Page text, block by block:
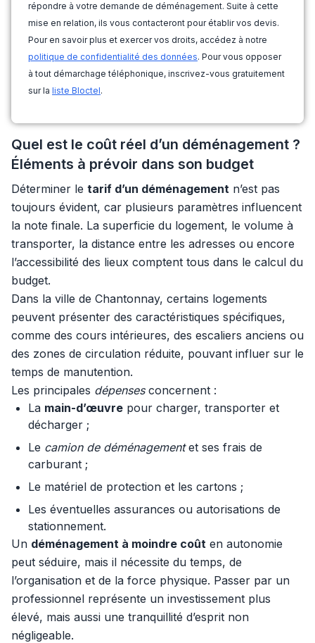
répondre à votre demande de déménagement. Suite à cette
mise en relation, ils vous contacteront pour établir vos devis.
Pour en savoir plus et exercer vos droits, accédez à notre
politique de confidentialité des données. Pour vous opposer
à tout démarchage téléphonique, inscrivez-vous gratuitement
sur la liste Bloctel.
Quel est le coût réel d’un déménagement ?
Éléments à prévoir dans son budget
Déterminer le tarif d’un déménagement n’est pas
toujours évident, car plusieurs paramètres influencent
la note finale. La superficie du logement, le volume à
transporter, la distance entre les adresses ou encore
l’accessibilité des lieux comptent tous dans le calcul du
budget.
Dans la ville de Chantonnay, certains logements
peuvent présenter des caractéristiques spécifiques,
comme des cours intérieures, des escaliers anciens ou
des zones de circulation réduite, pouvant influer sur le
temps de manutention.
Les principales dépensesconcernent :
La main-d’œuvre pour charger, transporter et
décharger ;
Le camion de déménagementet ses frais de
carburant ;
Le matériel de protection et les cartons ;
Les éventuelles assurances ou autorisations de
stationnement.
Un déménagement à moindre coût en autonomie
peut séduire, mais il nécessite du temps, de
l’organisation et de la force physique. Passer par un
professionnel représente un investissement plus
élevé, mais aussi une tranquillité d’esprit non
négligeable.